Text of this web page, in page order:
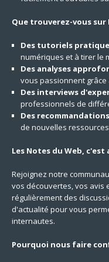
Que trouverez-vous sur
Des tutoriels
numériques et à tirer le
Des analyses
vous passionnent
Des interviews
professionnels de
Des
de nouvelles
Les Notes du Web,
Rejoignez notre
vos découvertes, vos avis
régulièrement des
d'actualité pour vous
internautes.
Pourquoi nous faire